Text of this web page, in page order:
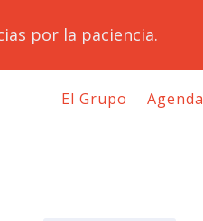
por la paciencia.
El Grupo Agenda